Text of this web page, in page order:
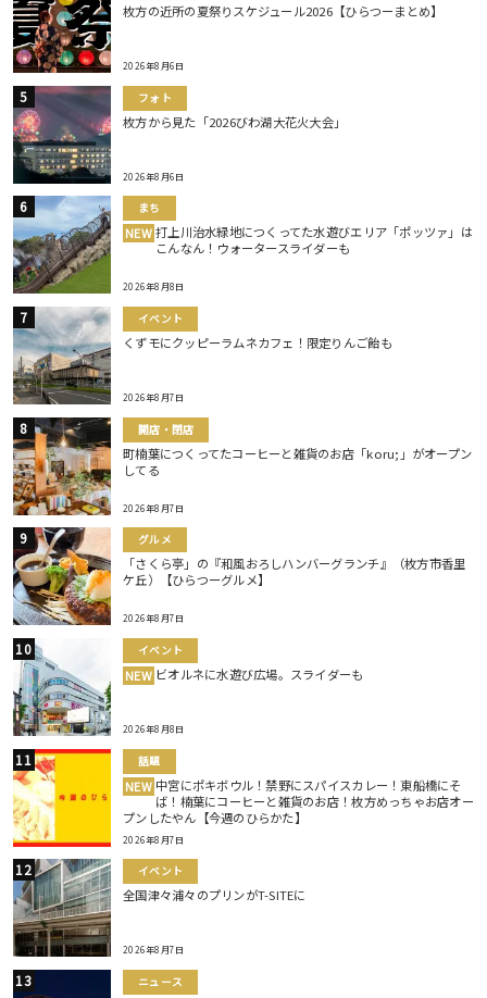
枚方の近所の夏祭りスケジュール2026【ひらつーまとめ】
2026年8月6日
フォト
枚方から見た「2026びわ湖大花火大会」
2026年8月6日
まち
NEW 打上川治水緑地につくってた水遊びエリア「ポッツァ」は
こんなん！ウォータースライダーも
2026年8月8日
イベント
くずモにクッピーラムネカフェ！限定りんご飴も
2026年8月7日
開店・閉店
町楠葉につくってたコーヒーと雑貨のお店「koru;」がオープン
してる
2026年8月7日
グルメ
「さくら亭」の『和風おろしハンバーグランチ』（枚方市香里
ケ丘）【ひらつーグルメ】
2026年8月7日
イベント
NEW ビオルネに水遊び広場。スライダーも
2026年8月8日
話題
NEW 中宮にポキボウル！禁野にスパイスカレー！東船橋にそ
ば！楠葉にコーヒーと雑貨のお店！枚方めっちゃお店オー
プンしたやん【今週のひらかた】
2026年8月7日
イベント
全国津々浦々のプリンがT-SITEに
2026年8月7日
ニュース